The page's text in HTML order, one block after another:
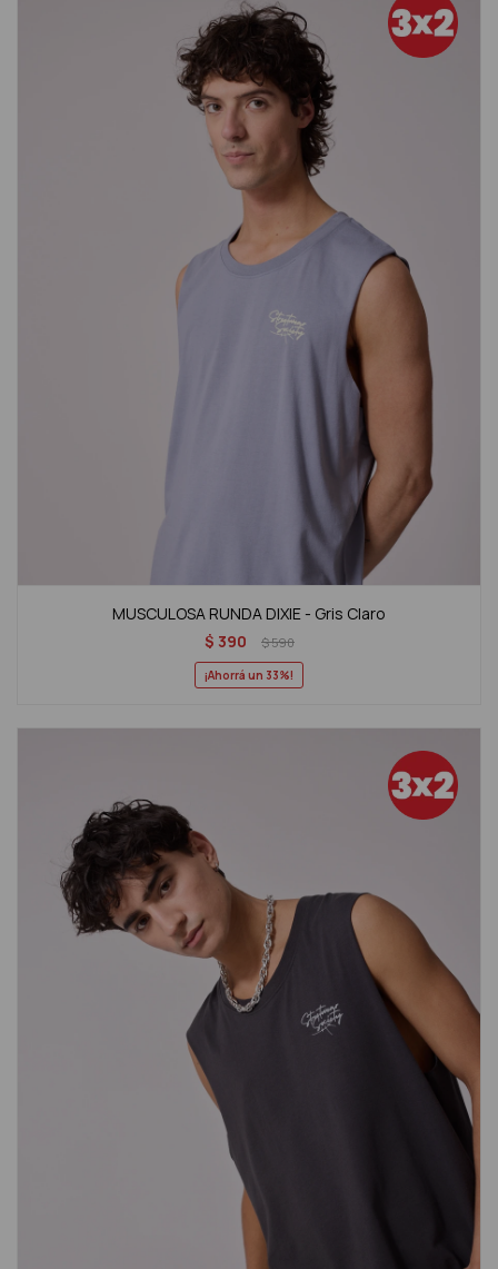
MUSCULOSA RUNDA DIXIE - Gris Claro
$ 390 $590
33